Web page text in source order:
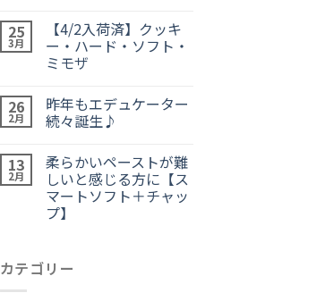
25
3月
【4/2入荷済】クッキ
ー・ハード・ソフト・
ミモザ
26
2月
昨年もエデュケーター
続々誕生♪
13
2月
柔らかいペーストが難
しいと感じる方に【ス
マートソフト＋チャッ
プ】
カテゴリー